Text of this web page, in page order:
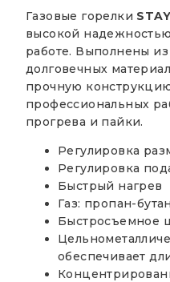
Газовые горелки
высокой
работе. Выполнены
долговечных
прочную
профессиональных
прогрева и пайки.
Регулировка
Регулировка
Быстрый нагрев
Газ: пропан-бутан
Быстросъемное
обеспечивает